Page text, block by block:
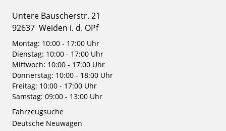
Untere Bauscherstr. 21
92637 Weiden i. d. OPf
Montag: 10:00 - 17:00 Uhr
Dienstag: 10:00 - 17:00 Uhr
Mittwoch: 10:00 - 17:00 Uhr
Donnerstag: 10:00 - 18:00 Uhr
Freitag: 10:00 - 17:00 Uhr
Samstag: 09:00 - 13:00 Uhr
Fahrzeugsuche
Deutsche Neuwagen